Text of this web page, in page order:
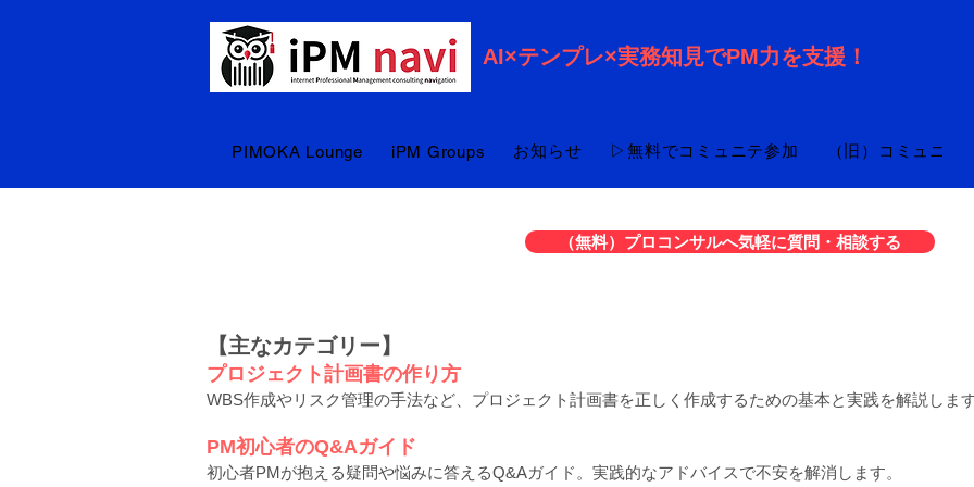
AI×テンプレ×実務知見でPM力を支援！
PIMOKA Lounge iPM Groups お知らせ ▷無料でコミュニテ参加 （旧）コミュニティ
（無料）プロコンサルへ気軽に質問・相談する
【主なカテゴリー】
プロジェクト計画書の作り方
WBS作成やリスク管理の手法など、プロジェクト計画書を正しく作成するための基本と実践を解説します
PM初心者のQ&Aガイド
初心者PMが抱える疑問や悩みに答えるQ&Aガイド。実践的なアドバイスで不安を解消します。